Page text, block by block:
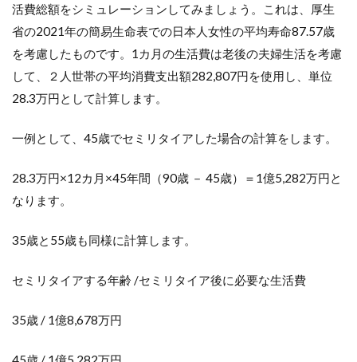
活費総額をシミュレーションしてみましょう。これは、厚生
省の2021年の簡易生命表での日本人女性の平均寿命87.57歳
を考慮したものです。1カ月の生活費は老後の夫婦生活を考慮
して、２人世帯の平均消費支出額282,807円を使用し、単位
28.3万円として計算します。
一例として、45歳でセミリタイアした場合の計算をします。
28.3万円×12カ月×45年間（90歳 － 45歳）＝1億5,282万円と
なります。
35歳と55歳も同様に計算します。
セミリタイアする年齢 /セミリタイア後に必要な生活費
35歳 / 1億8,678万円